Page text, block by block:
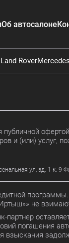
Об автосалоне
Land Rover
и (или) услуг,
ул, зд. 1 к. 9
не
погашения
взыскания